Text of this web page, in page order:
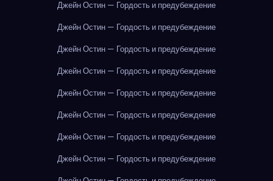
Джейн Остин — Гордость и предубеждение
Джейн Остин — Гордость и предубеждение
Джейн Остин — Гордость и предубеждение
Джейн Остин — Гордость и предубеждение
Джейн Остин — Гордость и предубеждение
Джейн Остин — Гордость и предубеждение
Джейн Остин — Гордость и предубеждение
Джейн Остин — Гордость и предубеждение